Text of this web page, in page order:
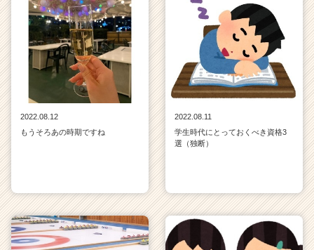
2022.08.12
もうそろあの時期ですね
2022.08.11
学生時代にとっておくべき資格3
選（独断）